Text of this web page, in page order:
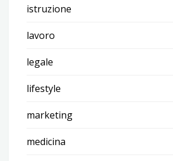
istruzione
lavoro
legale
lifestyle
marketing
medicina